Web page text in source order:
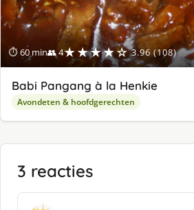
⏱ 60 min👥 4★★★★☆ 3.96 (108)
Babi Pangang à la Henkie
Avondeten & hoofdgerechten
3 reacties